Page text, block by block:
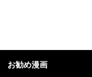
お勧め漫画